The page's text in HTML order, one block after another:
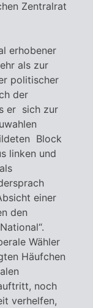
Zentralrat
erhobener
als zur
politischer
der
er sich zur
Block
linken und
einer
den
Wähler
Häufchen
noch
verhelfen,